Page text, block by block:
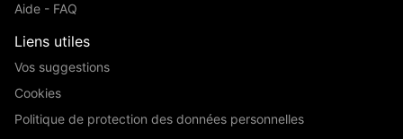
Aide - FAQ
Liens utiles
Vos suggestions
Cookies
Politique de protection des données personnelles